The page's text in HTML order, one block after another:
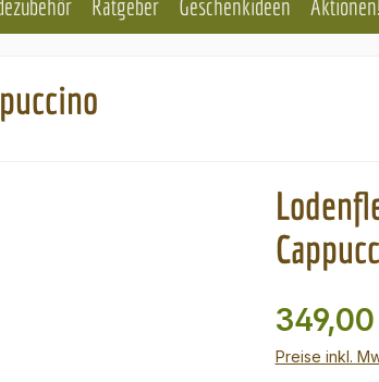
Ratgeber Geschenkideen
Preise inkl.